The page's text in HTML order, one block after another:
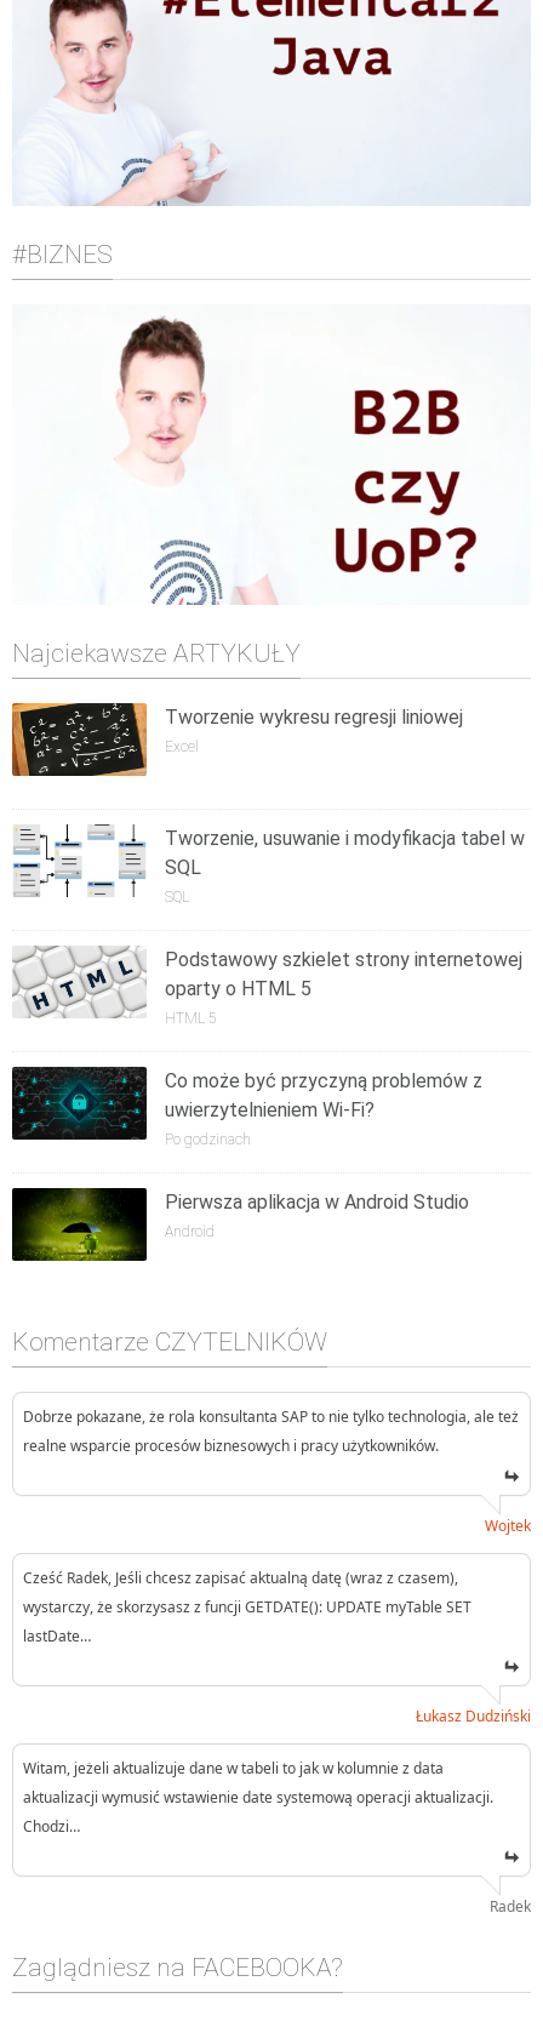
#BIZNES
Najciekawsze ARTYKUŁY
Tworzenie wykresu regresji liniowej
Excel
Tworzenie, usuwanie i modyfikacja tabel w
SQL
SQL
Podstawowy szkielet strony internetowej
oparty o HTML 5
HTML 5
Co może być przyczyną problemów z
uwierzytelnieniem Wi-Fi?
Po godzinach
Pierwsza aplikacja w Android Studio
Android
Komentarze CZYTELNIKÓW
Dobrze pokazane, że rola konsultanta SAP to nie tylko technologia, ale też
realne wsparcie procesów biznesowych i pracy użytkowników.
Wojtek
Cześć Radek, Jeśli chcesz zapisać aktualną datę (wraz z czasem),
wystarczy, że skorzysasz z funcji GETDATE(): UPDATE myTable SET
lastDate…
Łukasz Dudziński
Witam, jeżeli aktualizuje dane w tabeli to jak w kolumnie z data
aktualizacji wymusić wstawienie date systemową operacji aktualizacji.
Chodzi…
Radek
Zaglądniesz na FACEBOOKA?